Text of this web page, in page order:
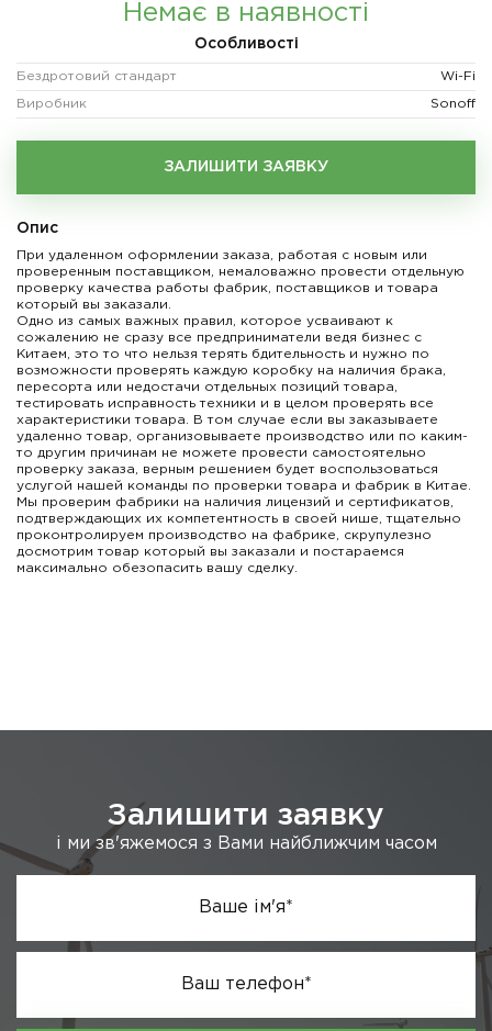
Немає в наявності
ЗАЛИШИТИ ЗАЯВКУ
Особливості
Бездротовий стандарт Wi-Fi
Виробник Sonoff
Опис
При удаленном оформлении заказа, работая с новым или
проверенным поставщиком, немаловажно провести отдельную
проверку качества работы фабрик, поставщиков и товара
который вы заказали.
Одно из самых важных правил, которое усваивают к
сожалению не сразу все предприниматели ведя бизнес с
Китаем, это то что нельзя терять бдительность и нужно по
возможности проверять каждую коробку на наличия брака,
пересорта или недостачи отдельных позиций товара,
тестировать исправность техники и в целом проверять все
характеристики товара. В том случае если вы заказываете
удаленно товар, организовываете производство или по каким-
то другим причинам не можете провести самостоятельно
проверку заказа, верным решением будет воспользоваться
услугой нашей команды по проверки товара и фабрик в Китае.
Мы проверим фабрики на наличия лицензий и сертификатов,
подтверждающих их компетентность в своей нише, тщательно
проконтролируем производство на фабрике, скрупулезно
досмотрим товар который вы заказали и постараемся
максимально обезопасить вашу сделку.
Залишити заявку
і ми зв'яжемося з Вами найближчим часом
Ваше ім'я*
Ваш телефон*